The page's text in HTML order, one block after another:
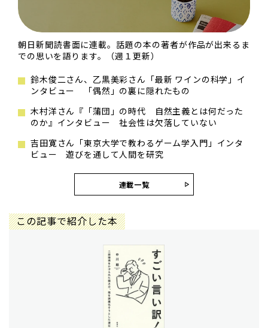
朝日新聞読書面に連載。話題の本の著者が作品が出来るま
での思いを語ります。（週１更新）
鈴木俊二さん、乙黒美彩さん「最新 ワインの科学」イ
ンタビュー 「偶然」の裏に隠れたもの
木村洋さん『「蒲団」の時代 自然主義とは何だった
のか』インタビュー 社会性は欠落していない
吉田寛さん「東京大学で教わるゲーム学入門」インタ
ビュー 遊びを通して人間を研究
連載一覧
この記事で紹介した本